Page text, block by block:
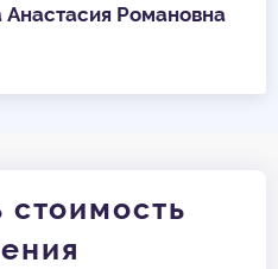
Анастасия Романовна
стоимость